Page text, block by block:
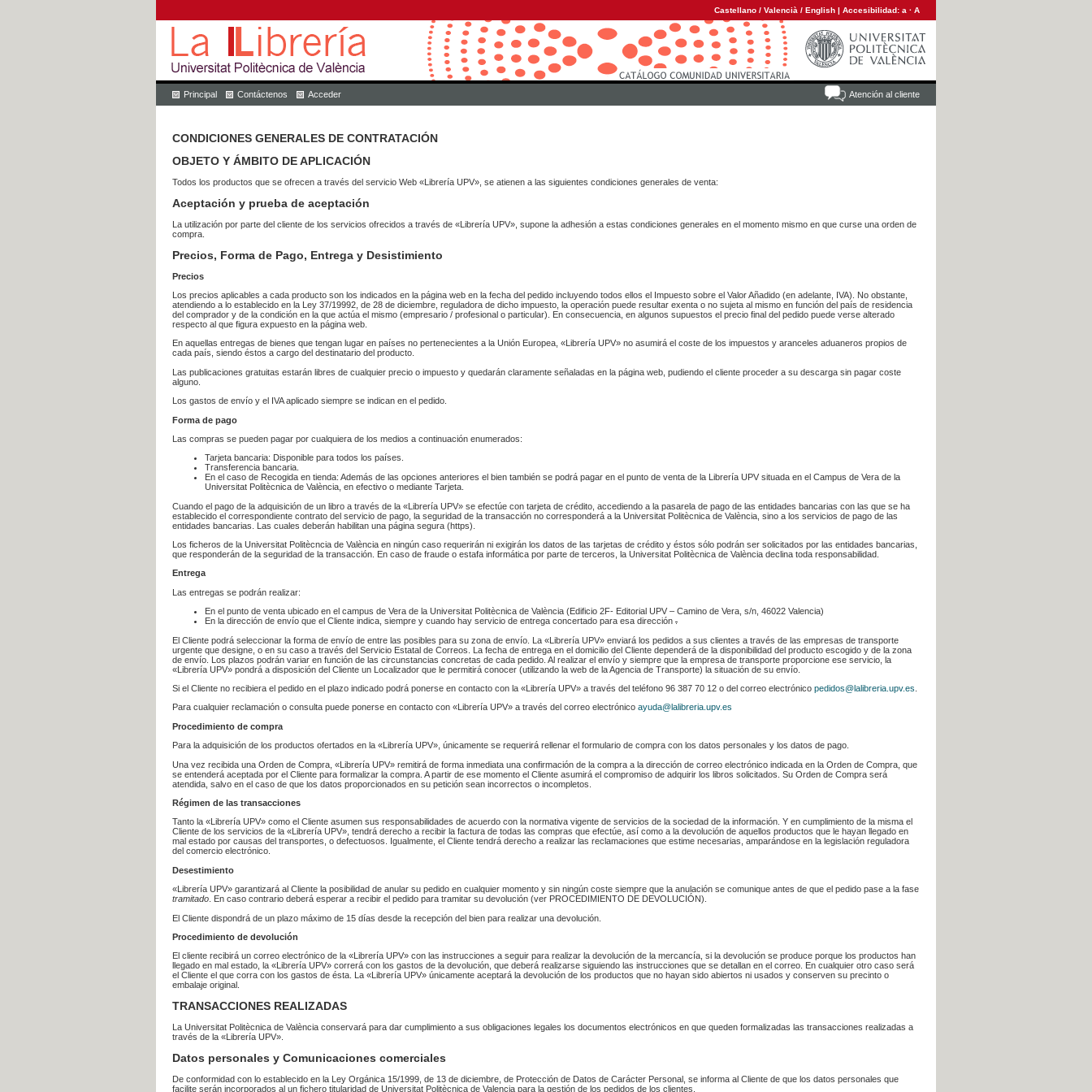
Castellano / Valencià / English | Accesibilidad: a · A
Atención al cliente
Principal Contáctenos Acceder
CONDICIONES GENERALES DE CONTRATACIÓN
OBJETO Y ÁMBITO DE APLICACIÓN
Todos los productos que se ofrecen a través del servicio Web «Librería UPV», se atienen a las siguientes condiciones generales de venta:
Aceptación y prueba de aceptación
La utilización por parte del cliente de los servicios ofrecidos a través de «Librería UPV», supone la adhesión a estas condiciones generales en el momento mismo en que curse una orden de
compra.
Precios, Forma de Pago, Entrega y Desistimiento
Precios
Los precios aplicables a cada producto son los indicados en la página web en la fecha del pedido incluyendo todos ellos el Impuesto sobre el Valor Añadido (en adelante, IVA). No obstante,
atendiendo a lo establecido en la Ley 37/19992, de 28 de diciembre, reguladora de dicho impuesto, la operación puede resultar exenta o no sujeta al mismo en función del país de residencia
del comprador y de la condición en la que actúa el mismo (empresario / profesional o particular). En consecuencia, en algunos supuestos el precio final del pedido puede verse alterado
respecto al que figura expuesto en la página web.
En aquellas entregas de bienes que tengan lugar en países no pertenecientes a la Unión Europea, «Librería UPV» no asumirá el coste de los impuestos y aranceles aduaneros propios de
cada país, siendo éstos a cargo del destinatario del producto.
Las publicaciones gratuitas estarán libres de cualquier precio o impuesto y quedarán claramente señaladas en la página web, pudiendo el cliente proceder a su descarga sin pagar coste
alguno.
Los gastos de envío y el IVA aplicado siempre se indican en el pedido.
Forma de pago
Las compras se pueden pagar por cualquiera de los medios a continuación enumerados:
Tarjeta bancaria: Disponible para todos los países.
Transferencia bancaria.
En el caso de Recogida en tienda: Además de las opciones anteriores el bien también se podrá pagar en el punto de venta de la Librería UPV situada en el Campus de Vera de la
Universitat Politècnica de València, en efectivo o mediante Tarjeta.
Cuando el pago de la adquisición de un libro a través de la «Librería UPV» se efectúe con tarjeta de crédito, accediendo a la pasarela de pago de las entidades bancarias con las que se ha
establecido el correspondiente contrato del servicio de pago, la seguridad de la transacción no corresponderá a la Universitat Politècnica de València, sino a los servicios de pago de las
entidades bancarias. Las cuales deberán habilitan una página segura (https).
Los ficheros de la Universitat Politècncia de València en ningún caso requerirán ni exigirán los datos de las tarjetas de crédito y éstos sólo podrán ser solicitados por las entidades bancarias,
que responderán de la seguridad de la transacción. En caso de fraude o estafa informática por parte de terceros, la Universitat Politècnica de València declina toda responsabilidad.
Entrega
Las entregas se podrán realizar:
En el punto de venta ubicado en el campus de Vera de la Universitat Politècnica de València (Edificio 2F- Editorial UPV – Camino de Vera, s/n, 46022 Valencia)
En la dirección de envío que el Cliente indica, siempre y cuando hay servicio de entrega concertado para esa dirección .
El Cliente podrá seleccionar la forma de envío de entre las posibles para su zona de envío. La «Librería UPV» enviará los pedidos a sus clientes a través de las empresas de transporte
urgente que designe, o en su caso a través del Servicio Estatal de Correos. La fecha de entrega en el domicilio del Cliente dependerá de la disponibilidad del producto escogido y de la zona
de envío. Los plazos podrán variar en función de las circunstancias concretas de cada pedido. Al realizar el envío y siempre que la empresa de transporte proporcione ese servicio, la
«Librería UPV» pondrá a disposición del Cliente un Localizador que le permitirá conocer (utilizando la web de la Agencia de Transporte) la situación de su envío.
Si el Cliente no recibiera el pedido en el plazo indicado podrá ponerse en contacto con la «Librería UPV» a través del teléfono 96 387 70 12 o del correo electrónico pedidos@lalibreria.upv.es
Para cualquier reclamación o consulta puede ponerse en contacto con «Librería UPV» a través del correo electrónico ayuda@lalibreria.upv.es
Procedimiento de compra
Para la adquisición de los productos ofertados en la «Librería UPV», únicamente se requerirá rellenar el formulario de compra con los datos personales y los datos de pago.
Una vez recibida una Orden de Compra, «Librería UPV» remitirá de forma inmediata una confirmación de la compra a la dirección de correo electrónico indicada en la Orden de Compra, que
se entenderá aceptada por el Cliente para formalizar la compra. A partir de ese momento el Cliente asumirá el compromiso de adquirir los libros solicitados. Su Orden de Compra será
atendida, salvo en el caso de que los datos proporcionados en su petición sean incorrectos o incompletos.
Régimen de las transacciones
Tanto la «Librería UPV» como el Cliente asumen sus responsabilidades de acuerdo con la normativa vigente de servicios de la sociedad de la información. Y en cumplimiento de la misma el
Cliente de los servicios de la «Librería UPV», tendrá derecho a recibir la factura de todas las compras que efectúe, así como a la devolución de aquellos productos que le hayan llegado en
mal estado por causas del transportes, o defectuosos. Igualmente, el Cliente tendrá derecho a realizar las reclamaciones que estime necesarias, amparándose en la legislación reguladora
del comercio electrónico.
Desestimiento
«Librería UPV» garantizará al Cliente la posibilidad de anular su pedido en cualquier momento y sin ningún coste siempre que la anulación se comunique antes de que el pedido pase a la fase
tramitado . En caso contrario deberá esperar a recibir el pedido para tramitar su devolución (ver PROCEDIMIENTO DE DEVOLUCIÓN).
El Cliente dispondrá de un plazo máximo de 15 días desde la recepción del bien para realizar una devolución.
Procedimiento de devolución
El cliente recibirá un correo electrónico de la «Librería UPV» con las instrucciones a seguir para realizar la devolución de la mercancía, si la devolución se produce porque los productos han
llegado en mal estado, la «Librería UPV» correrá con los gastos de la devolución, que deberá realizarse siguiendo las instrucciones que se detallan en el correo. En cualquier otro caso será
el Cliente el que corra con los gastos de ésta. La «Librería UPV» únicamente aceptará la devolución de los productos que no hayan sido abiertos ni usados y conserven su precinto o
embalaje original.
TRANSACCIONES REALIZADAS
La Universitat Politècnica de València conservará para dar cumplimiento a sus obligaciones legales los documentos electrónicos en que queden formalizadas las transacciones realizadas a
través de la «Librería UPV».
Datos personales y Comunicaciones comerciales
De conformidad con lo establecido en la Ley Orgánica 15/1999, de 13 de diciembre, de Protección de Datos de Carácter Personal, se informa al Cliente de que los datos personales que
facilite serán incorporados al un fichero titularidad de Universitat Politècnica de Valencia para la gestión de los pedidos de los clientes.